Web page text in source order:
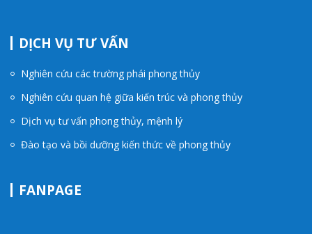
DỊCH VỤ TƯ VẤN
Nghiên cứu các trường phái phong thủy
Nghiên cứu quan hệ giữa kiến trúc và phong thủy
Dịch vụ tư vấn phong thủy, mệnh lý
Đào tạo và bồi dưỡng kiến thức về phong thủy
FANPAGE